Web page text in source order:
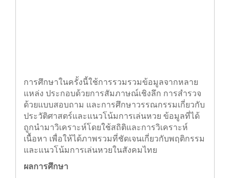
การศึกษาในครั้งนี้ใช้การรวมรวมข้อมูลจากหลาย
แหล่ง ประกอบด้วยการสัมภาษณ์เชิงลึก การสำรวจ
ด้วยแบบสอบถาม และการศึกษาวรรณกรรมเกี่ยวกับ
ประวัติศาสตร์และแนวโน้มการเล่นหวย ข้อมูลที่ได้
ถูกนำมาวิเคราะห์โดยใช้สถิติและการวิเคราะห์
เนื้อหา เพื่อให้ได้ภาพรวมที่ชัดเจนเกี่ยวกับพฤติกรรม
และแนวโน้มการเล่นหวยในสังคมไทย